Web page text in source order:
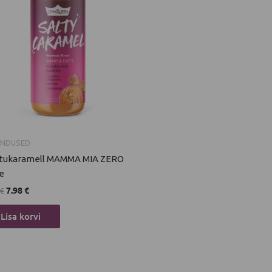
MAMMA MIA ZERO
€7.98€
Lisa korvi